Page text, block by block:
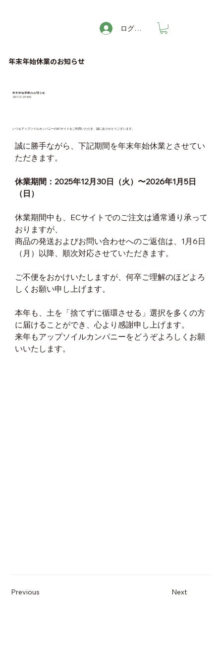
ログイン
年末年始休業のお知らせ
25/12/29 3:00
いつもアップソイルカンパニーのECサイトをご利用いただき、誠にありがとうございます。
誠に勝手ながら、下記期間を年末年始休業とさせてい
ただきます。
休業期間：2025年12月30日（火）〜2026年1月5日
（日）
休業期間中も、ECサイトでのご注文は通常通り承って
おりますが、
商品の発送およびお問い合わせへのご返信は、1月6日
（月）以降、順次対応させていただきます。
ご不便をおかけいたしますが、何卒ご理解のほどよろ
しくお願い申し上げます。
本年も、土を「捨てずに循環させる」選択を多くの方
に届けることができ、心より感謝申し上げます。
来年もアップソイルカンパニーをどうぞよろしくお願
いいたします。
年末年始休業のお知らせ
Previous Next